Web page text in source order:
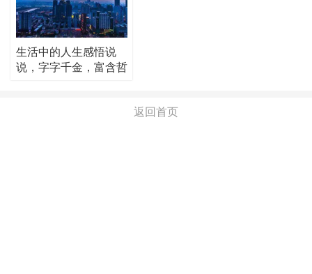
生活中的人生感悟说
说，字字千金，富含哲
返回首页